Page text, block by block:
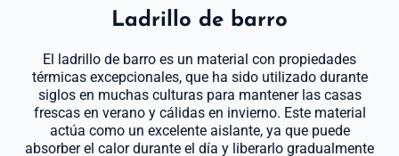
Ladrillo de barro
El ladrillo de barro es un material con propiedades
térmicas excepcionales, que ha sido utilizado durante
siglos en muchas culturas para mantener las casas
frescas en verano y cálidas en invierno. Este material
actúa como un excelente aislante, ya que puede
absorber el calor durante el día y liberarlo gradualmente